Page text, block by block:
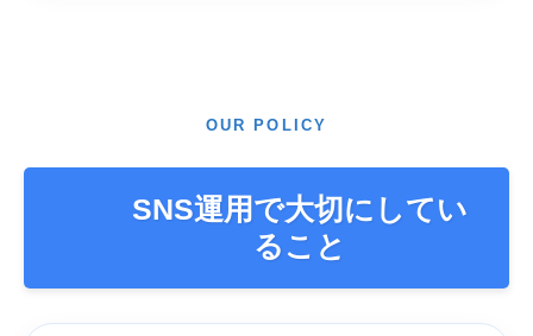
OUR POLICY
SNS運用で大切にしてい
ること